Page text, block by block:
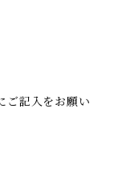
ご記入をお願い